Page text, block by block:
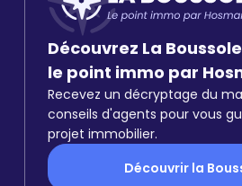
Découvrez La
le point immo par
Recevez un décryptage du
conseils d'agents pour vous
projet immobilier.
Découvrir la